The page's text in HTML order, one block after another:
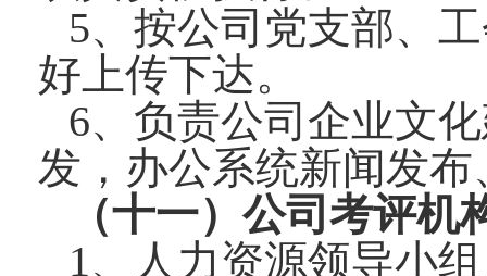
5、按公司党支部、
好上传下达。
6、负责公司企业文
发，办公系统新闻发
（十一）公司考评机
1、人力资源领导小组